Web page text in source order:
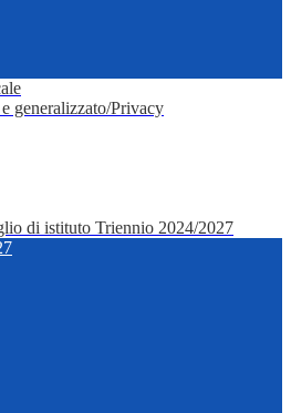
generalizzato/Privacy
di istituto Triennio 2024/2027